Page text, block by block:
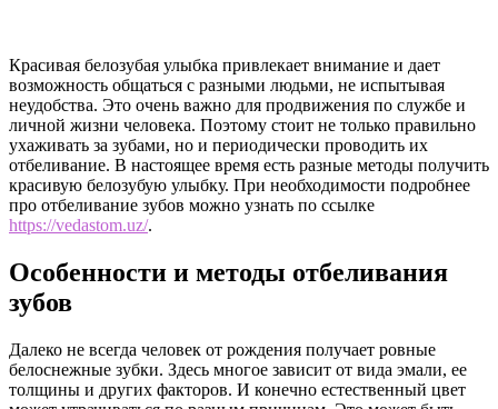
Красивая белозубая улыбка привлекает внимание и дает
возможность общаться с разными людьми, не испытывая
неудобства. Это очень важно для продвижения по службе и
личной жизни человека. Поэтому стоит не только правильно
ухаживать за зубами, но и периодически проводить их
отбеливание. В настоящее время есть разные методы получить
красивую белозубую улыбку. При необходимости подробнее
про отбеливание зубов можно узнать по ссылке
https://vedastom.uz/.
Особенности и методы отбеливания
зубов
Далеко не всегда человек от рождения получает ровные
белоснежные зубки. Здесь многое зависит от вида эмали, ее
толщины и других факторов. И конечно естественный цвет